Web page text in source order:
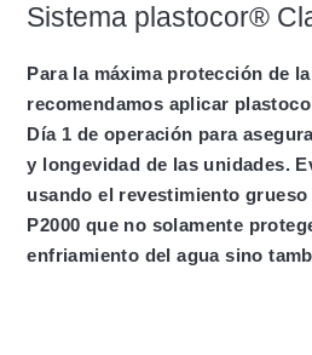
Sistema plastocor®
Para la máxima protección de
recomendamos aplicar
Día 1 de operación para
y longevidad de las unidades.
usando el revestimiento
P2000 que no solamente
enfriamiento del agua sino